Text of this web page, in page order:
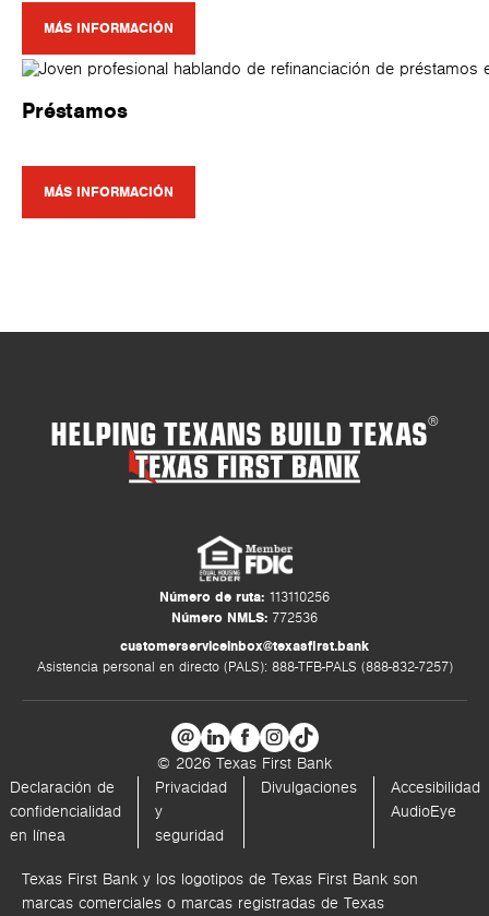
MÁS INFORMACIÓN
Préstamos
MÁS INFORMACIÓN
HELPING TEXANS BUILD TEXAS®
Número de ruta: 113110256
Número NMLS: 772536
customerserviceinbox@texasfirst.bank
Asistencia personal en directo (PALS): 888-TFB-PALS (888-832-7257)
© 2026 Texas First Bank
Declaración de
confidencialidad
en línea
Privacidad
y
seguridad
Divulgaciones
Accesibilidad
AudioEye
Texas First Bank y los logotipos de Texas First Bank son
marcas comerciales o marcas registradas de Texas